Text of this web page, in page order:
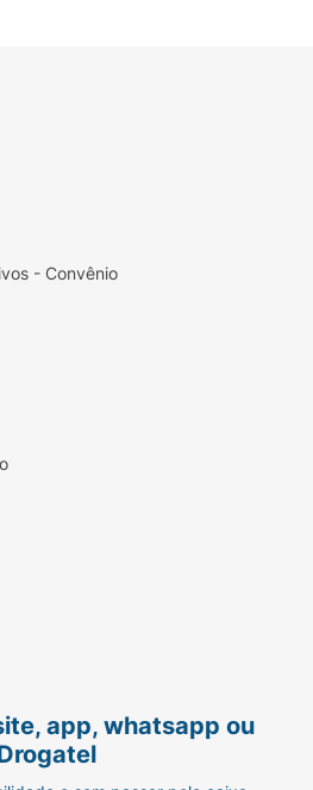
- Convênio
app, whatsapp ou